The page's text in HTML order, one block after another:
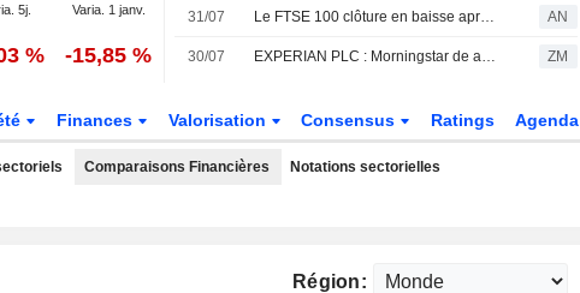
5j. Varia. 1 janv.
% -15,85 %
31/07 Le FTSE 100 clôture en baisse après avoir atteint un nouveau sommet historique AN
30/07 EXPERIAN PLC : Morningstar de acheteur à neutre sur le titre ZM
Finances Valorisation Consensus Ratings Agenda
Comparaisons Financières Notations sectorielles
Région: